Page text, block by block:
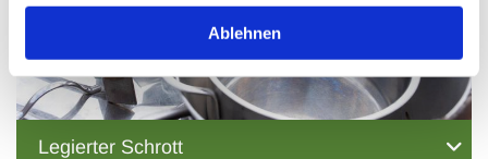
Ablehnen
Legierter Schrott